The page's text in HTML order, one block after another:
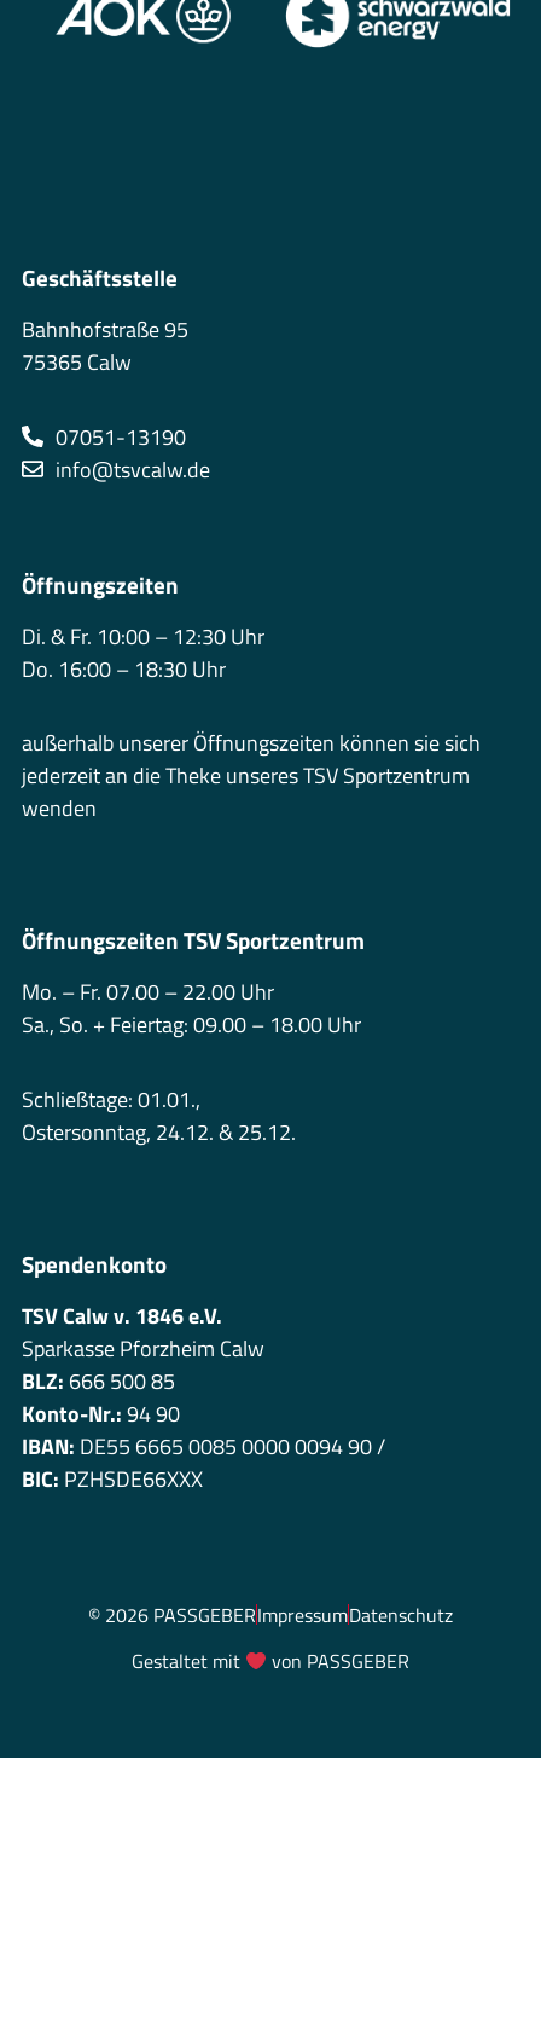
Geschäftsstelle
Bahnhofstraße 95
75365 Calw
07051-13190
info@tsvcalw.de
Öffnungszeiten
Di. & Fr. 10:00 – 12:30 Uhr
Do. 16:00 – 18:30 Uhr
außerhalb unserer Öffnungszeiten können sie sich
jederzeit an die Theke unseres TSV Sportzentrum
wenden
Öffnungszeiten TSV Sportzentrum
Mo. – Fr. 07.00 – 22.00 Uhr
Sa., So. + Feiertag: 09.00 – 18.00 Uhr
Schließtage: 01.01.,
Ostersonntag, 24.12. & 25.12.
Spendenkonto
TSV Calw v. 1846 e.V.
Sparkasse Pforzheim Calw
BLZ: 666 500 85
Konto-Nr.:94 90
IBAN: DE55 6665 0085 0000 0094 90 /
BIC: PZHSDE66XXX
© 2026 PASSGEBERImpressumDatenschutz
Gestaltet mit
von PASSGEBER